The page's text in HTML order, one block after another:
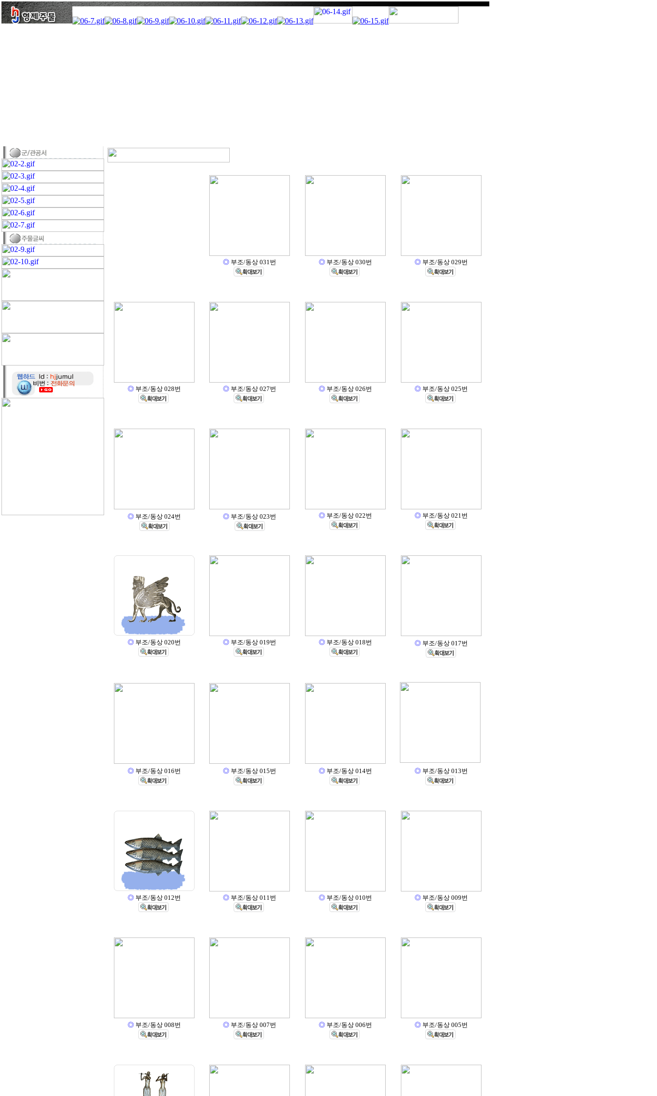
◎ 부조/동상 031번 ◎부조/동상 030번 ◎부조/동상 029번
◎ 부조/동상 028번 ◎ 부조/동상 027번 ◎부조/동상 026번 ◎부조/동상 025번
◎ 부조/동상 024번 ◎ 부조/동상 023번 ◎부조/동상 022번 ◎부조/동상 021번
◎ 부조/동상 020번 ◎ 부조/동상 019번 ◎부조/동상 018번 ◎부조/동상 017번
◎ 부조/동상 016번 ◎ 부조/동상 015번 ◎부조/동상 014번 ◎부조/동상 013번
◎ 부조/동상 012번 ◎ 부조/동상 011번 ◎부조/동상 010번 ◎부조/동상 009번
◎ 부조/동상 008번 ◎ 부조/동상 007번 ◎부조/동상 006번 ◎부조/동상 005번